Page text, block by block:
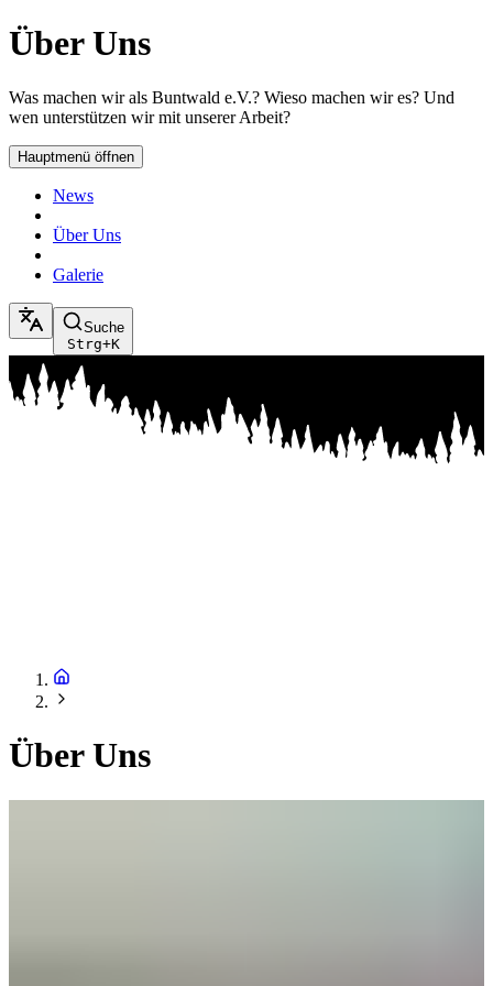
Über Uns
Was machen wir als Buntwald e.V.? Wieso machen wir es? Und
wen unterstützen wir mit unserer Arbeit?
Hauptmenü öffnen
News
Über Uns
Galerie
Suche
Strg+K
Über Uns